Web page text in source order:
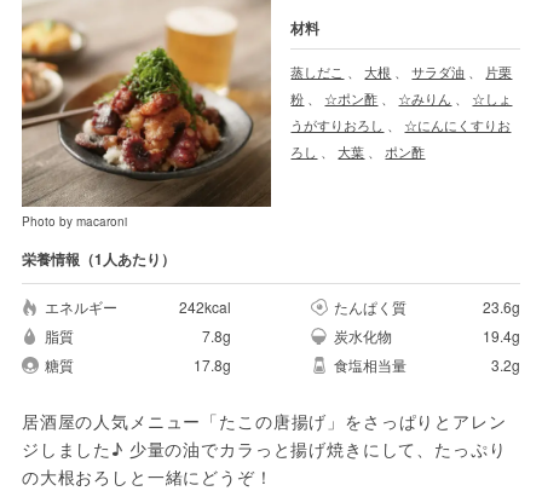
Photo by macaroni
材料
蒸しだこ 、大根 、サラダ油
片栗
粉
☆ポン酢 ☆みりん
☆しょ
うがすりおろし
☆にんにくすりお
ろし
、大葉 ポン酢
栄養情報（1人あたり）
エネルギー 242kcal たんぱく質
23.6g
脂質
7.8g 炭水化物
19.4g
糖質
17.8g 食塩相当量 3.2g
居酒屋の人気メニュー「たこの唐揚げ」をさっぱりとアレン
ジしました♪ 少量の油でカラっと揚げ焼きにして、たっぷり
の大根おろしと一緒にどうぞ！